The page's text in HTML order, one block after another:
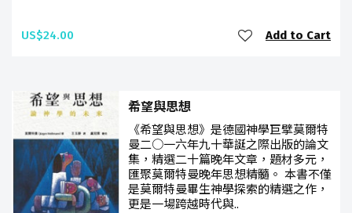
US$24.00 Add to Cart
希望與思想
《希望與思想》是德國神學巨擘莫爾特
曼二○一六年九十華誕之際出版的論文
集，精選二十篇晚年文章，題材多元，
匯聚莫爾特曼晚年思想精髓。 本書不僅
是莫爾特曼畢生神學探索的精選之作，
更是一場跨越時代與..